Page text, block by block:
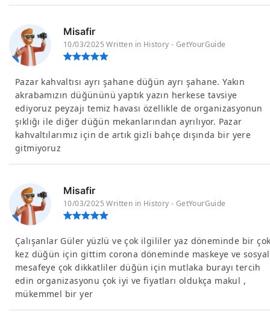
Misafir
10/03/2025 Written in History - GetYourGuide
Pazar kahvaltısı ayrı şahane düğün ayrı şahane. Yakın
akrabamızın düğününü yaptık yazın herkese tavsiye
ediyoruz peyzajı temiz havası özellikle de organizasyonun
şıklığı ile diğer düğün mekanlarından ayrılıyor. Pazar
kahvaltılarımız için de artık gizli bahçe dışında bir yere
gitmiyoruz
Misafir
10/03/2025 Written in History - GetYourGuide
Çalışanlar Güler yüzlü ve çok ilgililer yaz döneminde bir
kez düğün için gittim corona döneminde maskeye ve sosyal
mesafeye çok dikkatliler düğün için mutlaka burayı tercih
edin organizasyonu çok iyi ve fiyatları oldukça makul ,
mükemmel bir yer